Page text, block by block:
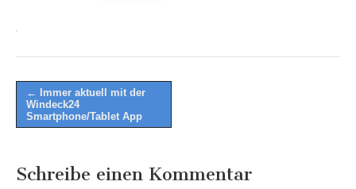
Post
navigation
← Immer aktuell mit der
Windeck24
Smartphone/Tablet App
Schreibe einen Kommentar